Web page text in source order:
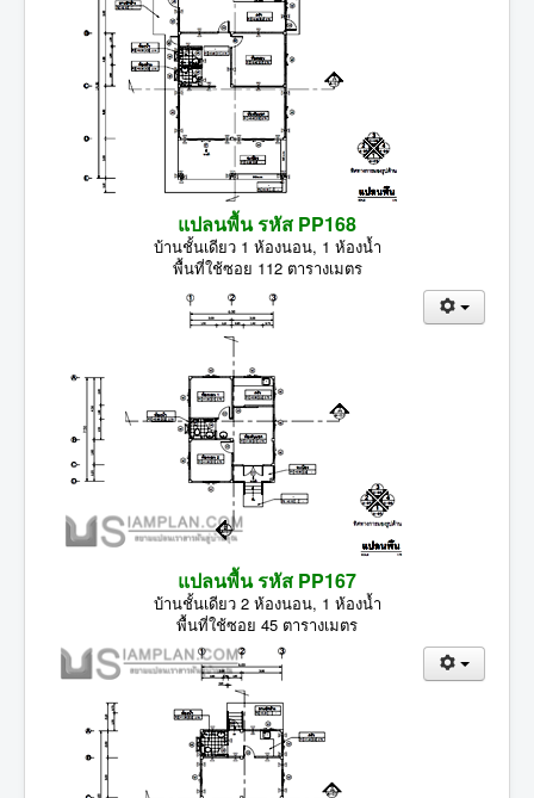
แปลนพื้น รหัส PP168
บ้านชั้นเดียว 1 ห้องนอน, 1 ห้องน้ำ
พื้นที่ใช้ซอย 112 ตารางเมตร
แปลนพื้น รหัส PP167
บ้านชั้นเดียว 2 ห้องนอน, 1 ห้องน้ำ
พื้นที่ใช้ซอย 45 ตารางเมตร